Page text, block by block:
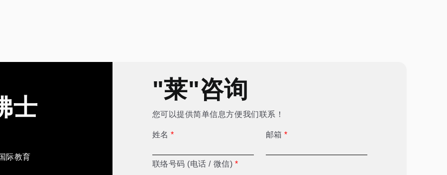
士
际教育
"莱"咨询
您可以提供简单信息方便我们联系！
姓名* 邮箱*
联络号码 (电话 / 微信) *